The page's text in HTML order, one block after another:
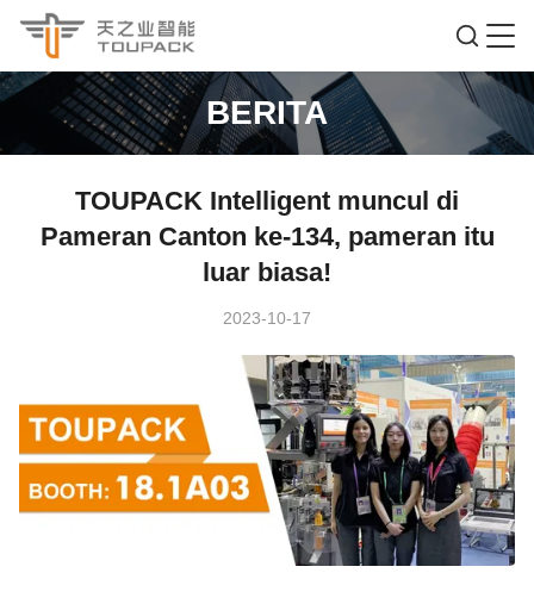
BERITA
TOUPACK Intelligent muncul di
Pameran Canton ke-134, pameran itu
luar biasa!
2023-10-17